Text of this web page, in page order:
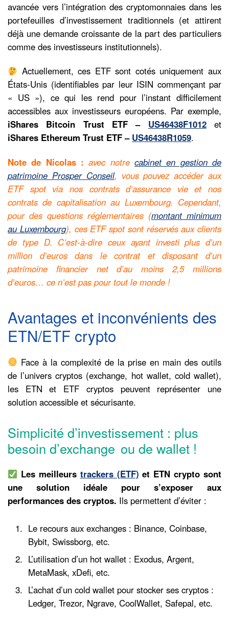
avancée vers l’intégration des cryptomonnaies dans les
portefeuilles d’investissement traditionnels (et attirent
déjà une demande croissante de la part des particuliers
comme des investisseurs institutionnels).
Actuellement, ces ETF sont cotés uniquement aux
États-Unis (identifiables par leur ISIN commençant par
« US »), ce qui les rend pour l’instant difficilement
accessibles aux investisseurs européens. Par exemple,
iShares Bitcoin Trust ETF – US46438F1012et
iShares Ethereum Trust ETF – US46438R1059.
Note de Nicolas : avec notrecabinet en gestion de
patrimoine Prosper Conseil, vous pouvez accéder aux
ETF spot via nos contrats d’assurance vie et nos
contrats de capitalisation au Luxembourg. Cependant,
pour des questions réglementaires (montant minimum
au Luxembourg), ces ETF spot sont réservés aux clients
de type D. C’est-à-dire ceux ayant investi plus d’un
million d’euros dans le contrat et disposant d’un
patrimoine financier net d’au moins 2,5 millions
d’euros… ce n’est pas pour tout le monde !
Avantages et inconvénients des
ETN/ETF crypto
Face à la complexité de la prise en main des outils
de l’univers cryptos (exchange, hot wallet, cold wallet),
les ETN et ETF cryptos peuvent représenter une
solution accessible et sécurisante.
Simplicité d’investissement : plus
besoin d’exchange ou de wallet !
Les meilleurs trackers (ETF) et ETN crypto sont
une solution idéale pour s’exposer aux
performances des cryptos. Ils permettent d’éviter :
Le recours aux exchanges : Binance, Coinbase,
Bybit, Swissborg, etc.
L’utilisation d’un hot wallet : Exodus, Argent,
MetaMask, xDefi, etc.
L’achat d’un cold wallet pour stocker ses cryptos :
Ledger, Trezor, Ngrave, CoolWallet, Safepal, etc.